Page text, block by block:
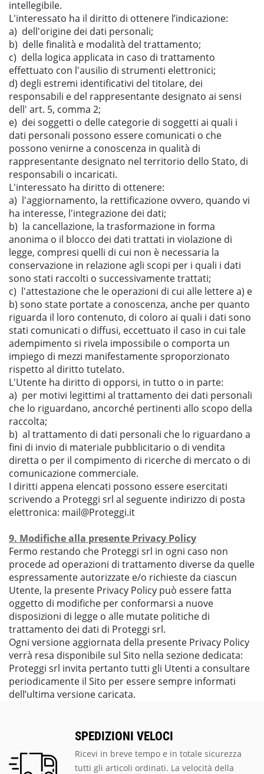
intellegibile.
L'interessato ha il diritto di ottenere l’indicazione:
a) dell'origine dei dati personali;
b) delle finalità e modalità del trattamento;
c) della logica applicata in caso di trattamento
effettuato con l'ausilio di strumenti elettronici;
d) degli estremi identificativi del titolare, dei
responsabili e del rappresentante designato ai sensi
dell' art. 5, comma 2;
e) dei soggetti o delle categorie di soggetti ai quali i
dati personali possono essere comunicati o che
possono venirne a conoscenza in qualità di
rappresentante designato nel territorio dello Stato, di
responsabili o incaricati.
L'interessato ha diritto di ottenere:
a) l'aggiornamento, la rettificazione ovvero, quando vi
ha interesse, l'integrazione dei dati;
b) la cancellazione, la trasformazione in forma
anonima o il blocco dei dati trattati in violazione di
legge, compresi quelli di cui non è necessaria la
conservazione in relazione agli scopi per i quali i dati
sono stati raccolti o successivamente trattati;
c) l'attestazione che le operazioni di cui alle lettere a) e
b) sono state portate a conoscenza, anche per quanto
riguarda il loro contenuto, di coloro ai quali i dati sono
stati comunicati o diffusi, eccettuato il caso in cui tale
adempimento si rivela impossibile o comporta un
impiego di mezzi manifestamente sproporzionato
rispetto al diritto tutelato.
L'Utente ha diritto di opporsi, in tutto o in parte:
a) per motivi legittimi al trattamento dei dati personali
che lo riguardano, ancorché pertinenti allo scopo della
raccolta;
b) al trattamento di dati personali che lo riguardano a
fini di invio di materiale pubblicitario o di vendita
diretta o per il compimento di ricerche di mercato o di
comunicazione commerciale.
I diritti appena elencati possono essere esercitati
scrivendo a Proteggi srl al seguente indirizzo di posta
elettronica: mail@Proteggi.it
9. Modifiche alla presente Privacy Policy
Fermo restando che Proteggi srl in ogni caso non
procede ad operazioni di trattamento diverse da quelle
espressamente autorizzate e/o richieste da ciascun
Utente, la presente Privacy Policy può essere fatta
oggetto di modifiche per conformarsi a nuove
disposizioni di legge o alle mutate politiche di
trattamento dei dati di Proteggi srl.
Ogni versione aggiornata della presente Privacy Policy
verrà resa disponibile sul Sito nella sezione dedicata:
Proteggi srl invita pertanto tutti gli Utenti a consultare
periodicamente il Sito per essere sempre informati
dell’ultima versione caricata.
SPEDIZIONI VELOCI
Ricevi in breve tempo e in totale sicurezza
tutti gli articoli ordinati. La velocità della